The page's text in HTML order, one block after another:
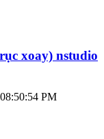
xoay) nstudio
08:50:54 PM